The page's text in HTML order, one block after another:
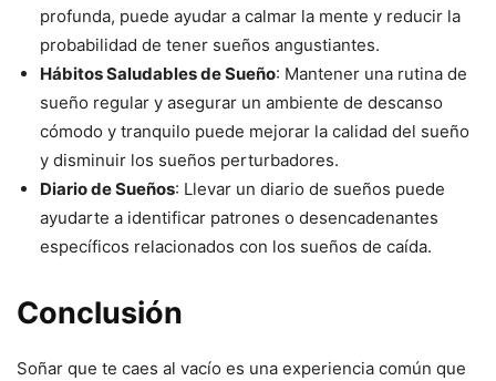
profunda, puede ayudar a calmar la mente y reducir la
probabilidad de tener sueños angustiantes.
Hábitos Saludables de Sueño: Mantener una rutina de
sueño regular y asegurar un ambiente de descanso
cómodo y tranquilo puede mejorar la calidad del sueño
y disminuir los sueños perturbadores.
Diario de Sueños: Llevar un diario de sueños puede
ayudarte a identificar patrones o desencadenantes
específicos relacionados con los sueños de caída.
Conclusión
Soñar que te caes al vacío es una experiencia común que